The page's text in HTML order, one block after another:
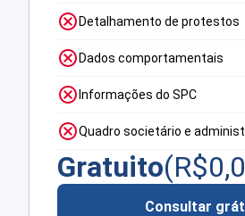
Detalhamento de protestos
Dados comportamentais
Informações do SPC
Quadro societário e
Gratuito(R$
Consultar